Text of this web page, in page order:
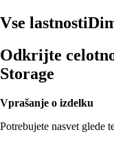
Vse lastnosti
Odkrijte
Storage
Vprašanje o izdelku
Potrebujete nasvet glede